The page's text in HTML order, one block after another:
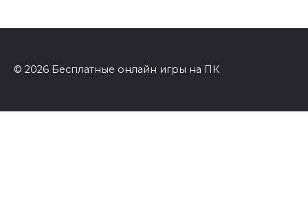
© 2026 Бесплатные онлайн игры на ПК